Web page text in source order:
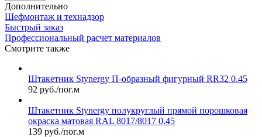
Дополнительно
Шефмонтаж и технадзор
Быстрый заказ
Профессиональный расчет материалов
Смотрите также
Штакетник Stynergy П-образный фигурный RR32 0.45
92 руб./пог.м
Штакетник Stynergy полукруглый прямой порошковая
окраска матовая RAL 8017/8017 0.45
139 руб./пог.м